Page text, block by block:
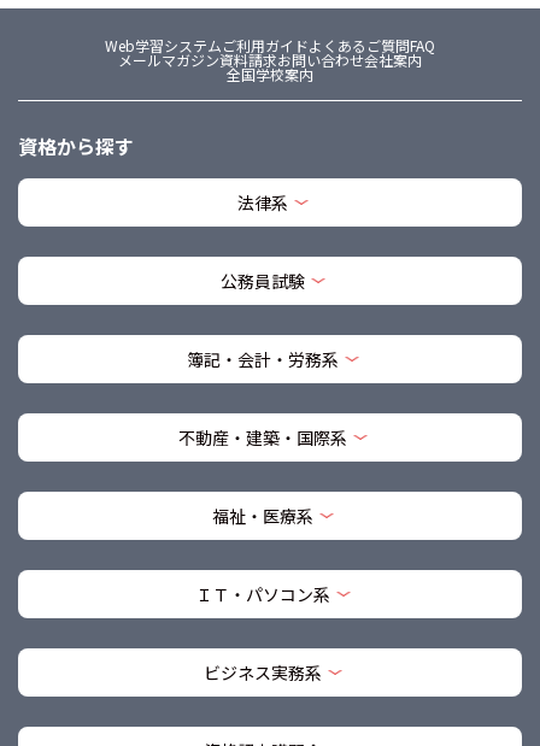
Web学習システムご利用ガイドよくあるご質問FAQ
メールマガジン資料請求お問い合わせ会社案内
全国学校案内
資格から探す
法律系
公務員試験
簿記・会計・労務系
不動産・建築・国際系
福祉・医療系
ＩＴ・パソコン系
ビジネス実務系